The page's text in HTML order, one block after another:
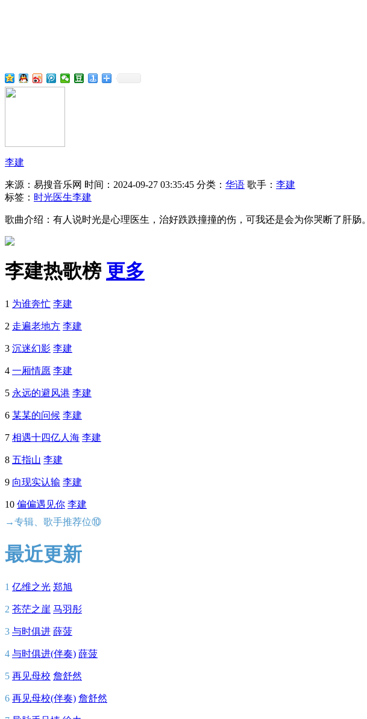
李建
来源：易搜音乐网 时间：2024-09-27 03:35:45 分类： 华语 歌手： 李建
标签： 时光医生李建
歌曲介绍：有人说时光是心理医生，治好跌跌撞撞的伤，可我还是会为你哭断了肝肠。
李建热歌榜 更多
1 为谁奔忙 李建
2 走遍老地方 李建
3 沉迷幻影 李建
4 一厢情愿 李建
5 永远的避风港 李建
6 某某的问候 李建
7 相遇十四亿人海 李建
8 五指山 李建
9 向现实认输 李建
10 偏偏遇见你 李建
→专辑、歌手推荐位⑩
最近更新
1 亿维之光 郑旭
2 苍茫之崖 马羽彤
3 与时俱进 薛菠
4 与时俱进(伴奏) 薛菠
5 再见母校 詹舒然
6 再见母校(伴奏) 詹舒然